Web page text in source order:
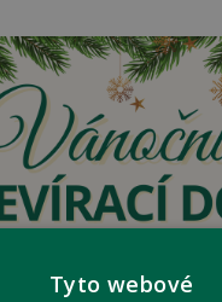
Tyto webové